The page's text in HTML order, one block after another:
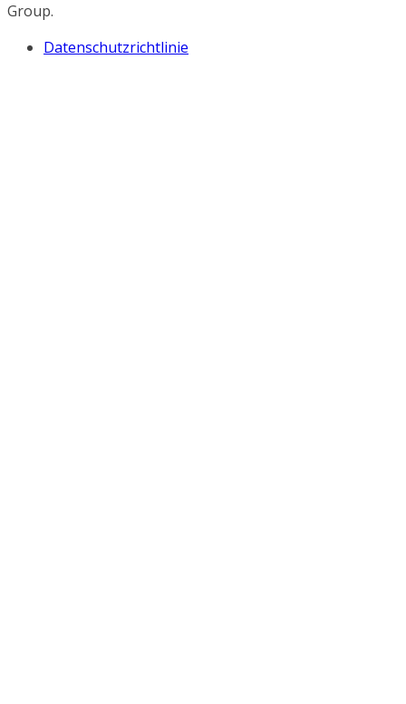
Group.
Datenschutzrichtlinie